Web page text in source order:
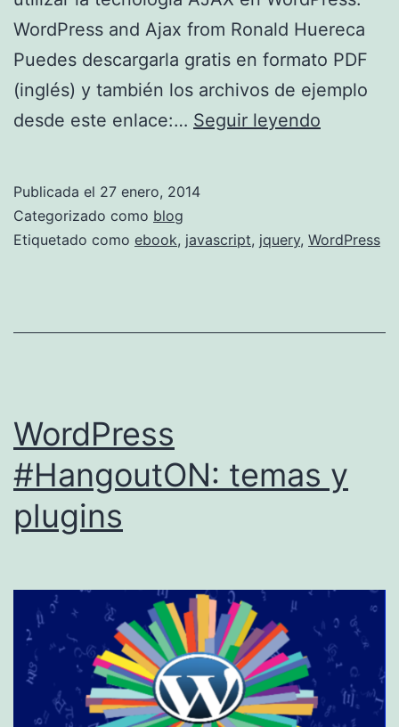
WordPress and Ajax from Ronald Huereca
Puedes descargarla gratis en formato PDF
(inglés) y también los archivos de ejemplo
desde este enlace:… Seguir leyendo
usar
Publicada el 27 enero, 2014
Categorizado como blog
Etiquetado como ebook, javascript, jquery, WordPress
WordPress
#HangoutON: temas y
plugins